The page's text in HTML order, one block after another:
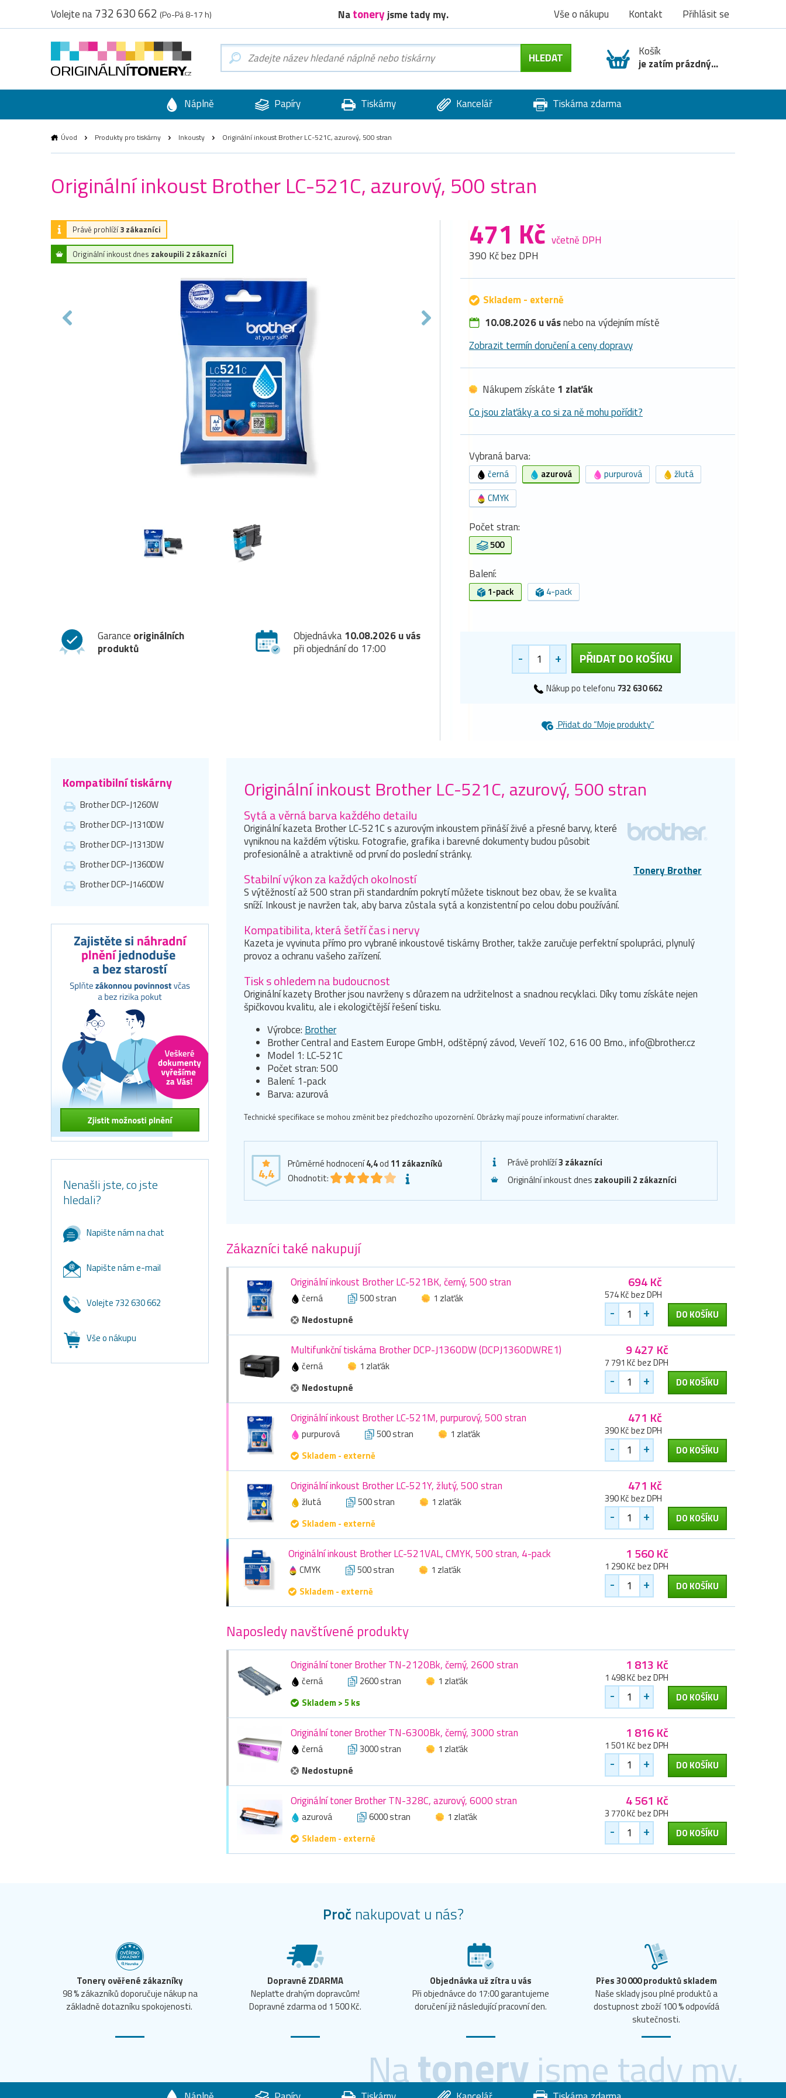
Volejte na732 630 662 (Po-Pá 8-17 h) Natoneryjsme tady my. Vše o nákupu Kontakt Přihlásit se
Košík
je zatím prázdný...
Náplně Papíry Tiskárny Kancelář Tiskárna zdarma
Úvod Produkty pro tiskárny Inkousty Originální inkoust Brother LC-521C, azurový, 500 stran
Originální inkoust Brother LC-521C, azurový, 500 stran
Právě prohlíží3 zákazníci
Originální inkoust dnes zakoupili 2 zákazníci
Garance originálních
produktů
Objednávka10.08.2026 u vás
při objednání do 17:00
471 Kč včetně DPH
390 Kč bez DPH
Skladem - externě
10.08.2026 u vásnebo na výdejním místě
Zobrazit termín doručení a ceny dopravy
Nákupem získáte 1 zlaťák
Co jsou zlaťáky a co si za ně mohu pořídit?
Vybraná barva:
černá azurová purpurová
žlutá
CMYK
Počet stran:
500
Balení:
1-pack 4-pack
- + PŘIDAT DO KOŠÍKU
Nákup po telefonu 732 630 662
Přidat do “Moje produkty”
Kompatibilní tiskárny
Brother DCP-J1260W
Brother DCP-J1310DW
Brother DCP-J1313DW
Brother DCP-J1360DW
Brother DCP-J1460DW
Nenašli jste, co jste
hledali?
Napište nám na chat
Napište nám e-mail
Volejte 732 630 662
Vše o nákupu
Originální inkoust Brother LC-521C, azurový, 500 stran
Tonery Brother
Sytá a věrná barva každého detailu
Originální kazeta Brother LC-521C s azurovým inkoustem přináší živé a přesné barvy, které
vyniknou na každém výtisku. Fotografie, grafika i barevné dokumenty budou působit
profesionálně a atraktivně od první do poslední stránky.
Stabilní výkon za každých okolností
S výtěžností až 500 stran při standardním pokrytí můžete tisknout bez obav, že se kvalita
sníží. Inkoust je navržen tak, aby barva zůstala sytá a konzistentní po celou dobu používání.
Kompatibilita, která šetří čas i nervy
Kazeta je vyvinuta přímo pro vybrané inkoustové tiskárny Brother, takže zaručuje perfektní spolupráci, plynulý
provoz a ochranu vašeho zařízení.
Tisk s ohledem na budoucnost
Originální kazety Brother jsou navrženy s důrazem na udržitelnost a snadnou recyklaci. Díky tomu získáte nejen
špičkovou kvalitu, ale i ekologičtější řešení tisku.
Výrobce: Brother
Brother Central and Eastern Europe GmbH, odštěpný závod, Veveří 102, 616 00 Brno., info@brother.cz
Model 1: LC-521C
Počet stran: 500
Balení: 1-pack
Barva: azurová
Technické specifikace se mohou změnit bez předchozího upozornění. Obrázky mají pouze informativní charakter.
4,4
Průměrné hodnocení4,4od 11 zákazníků
Ohodnotit:
Právě prohlíží3 zákazníci
Originální inkoust dnes zakoupili 2 zákazníci
Zákazníci také nakupují
Originální inkoust Brother LC-521BK, černý, 500 stran
černá 500 stran
1 zlaťák
Nedostupné
694 Kč
574 Kč bez DPH
- + DO KOŠÍKU
Multifunkční tiskárna Brother DCP-J1360DW (DCPJ1360DWRE1)
černá
1 zlaťák
Nedostupné
9 427 Kč
7 791 Kč bez DPH
- + DO KOŠÍKU
Originální inkoust Brother LC-521M, purpurový, 500 stran
purpurová 500 stran
1 zlaťák
Skladem - externě
471 Kč
390 Kč bez DPH
- + DO KOŠÍKU
Originální inkoust Brother LC-521Y, žlutý, 500 stran
žlutá 500 stran
1 zlaťák
Skladem - externě
471 Kč
390 Kč bez DPH
- + DO KOŠÍKU
Originální inkoust Brother LC-521VAL, CMYK, 500 stran, 4-pack
CMYK 500 stran
1 zlaťák
Skladem - externě
1 560 Kč
1 290 Kč bez DPH
- + DO KOŠÍKU
Naposledy navštívené produkty
Originální toner Brother TN-2120Bk, černý, 2600 stran
černá 2600 stran
1 zlaťák
Skladem > 5 ks
1 813 Kč
1 498 Kč bez DPH
- + DO KOŠÍKU
Originální toner Brother TN-6300Bk, černý, 3000 stran
černá 3000 stran
1 zlaťák
Nedostupné
1 816 Kč
1 501 Kč bez DPH
- + DO KOŠÍKU
Originální toner Brother TN-328C, azurový, 6000 stran
azurová 6000 stran
1 zlaťák
Skladem - externě
4 561 Kč
3 770 Kč bez DPH
- + DO KOŠÍKU
Proč nakupovat u nás?
Tonery ověřené zákazníky
98 % zákazníků doporučuje nákup na
základně dotazníku spokojenosti.
Dopravné ZDARMA
Neplaťte drahým dopravcům!
Dopravné zdarma od 1 500 Kč.
Objednávka už zítra u vás
Při objednávce do 17:00 garantujeme
doručení již následující pracovní den.
Přes 30 000 produktů skladem
Naše sklady jsou plné produktů a
dostupnost zboží 100 % odpovídá
skutečnosti.
Natoneryjsme tady my.